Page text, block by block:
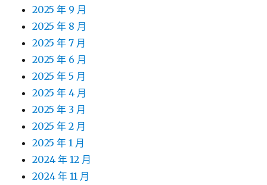
2025 年 9 月
2025 年 8 月
2025 年 7 月
2025 年 6 月
2025 年 5 月
2025 年 4 月
2025 年 3 月
2025 年 2 月
2025 年 1 月
2024 年 12 月
2024 年 11 月